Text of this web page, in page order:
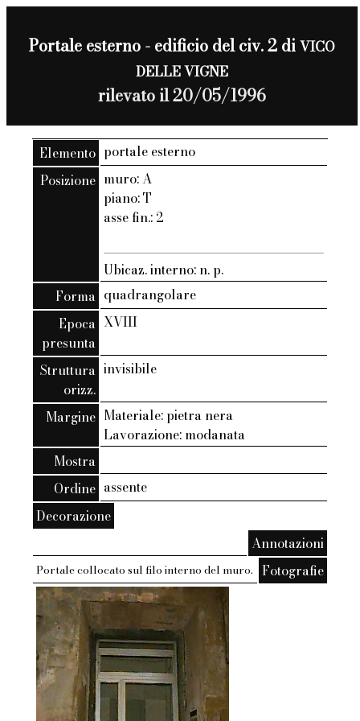
Portale esterno - edificio del civ. 2 diVICO
DELLE VIGNE
rilevato il 20/05/1996
Elemento portale esterno
Posizione muro: A
piano: T
asse fin.: 2
Ubicaz. interno: n. p.
Forma quadrangolare
Epoca
presunta
XVIII
Struttura
orizz.
invisibile
Margine Materiale: pietra nera
Lavorazione: modanata
Mostra
Ordine assente
Decorazione
Annotazioni
Portale collocato sul filo interno del muro. Fotografie